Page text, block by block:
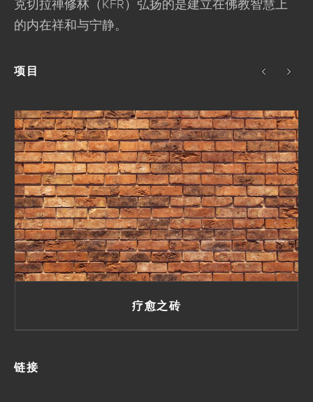
克切拉禅修林（KFR）弘扬的是建立在佛教智慧上
的内在祥和与宁静。
项目
疗愈之砖
链接